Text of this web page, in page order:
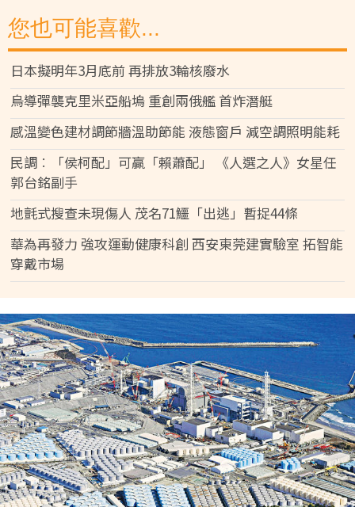
您也可能喜歡...
日本擬明年3月底前 再排放3輪核廢水
烏導彈襲克里米亞船塢 重創兩俄艦 首炸潛艇
感溫變色建材調節牆溫助節能 液態窗戶 減空調照明能耗
民調︰「侯柯配」可贏「賴蕭配」 《人選之人》女星任
郭台銘副手
地氈式搜查未現傷人 茂名71鱷「出逃」暫捉44條
華為再發力 強攻運動健康科創 西安東莞建實驗室 拓智能
穿戴市場